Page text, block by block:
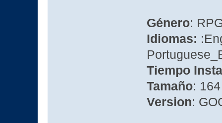
Género:
Idiomas:
Tiempo
Tamaño:
Version: